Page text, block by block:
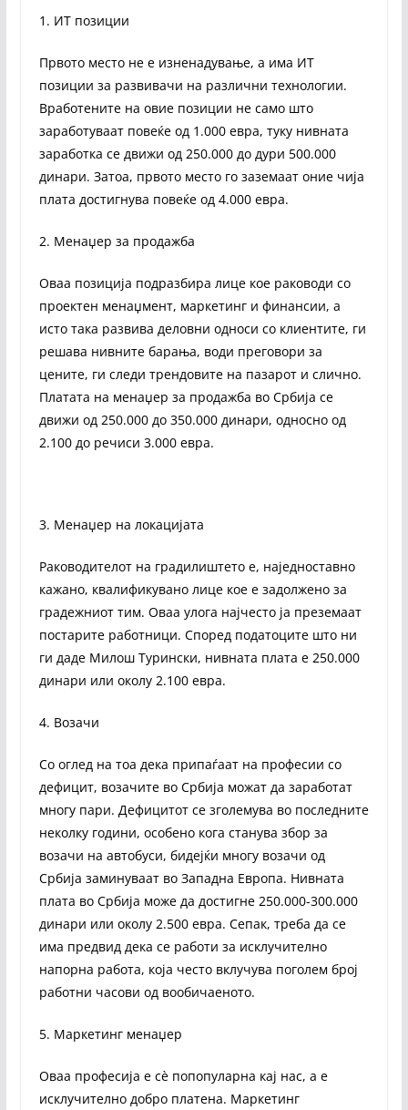
1. ИТ позиции
Првото место не е изненадување, а има ИТ
позиции за развивачи на различни технологии.
Вработените на овие позиции не само што
заработуваат повеќе од 1.000 евра, туку нивната
заработка се движи од 250.000 до дури 500.000
динари. Затоа, првото место го заземаат оние чија
плата достигнува повеќе од 4.000 евра.
2. Менаџер за продажба
Оваа позиција подразбира лице кое раководи со
проектен менаџмент, маркетинг и финансии, а
исто така развива деловни односи со клиентите, ги
решава нивните барања, води преговори за
цените, ги следи трендовите на пазарот и слично.
Платата на менаџер за продажба во Србија се
движи од 250.000 до 350.000 динари, односно од
2.100 до речиси 3.000 евра.
3. Менаџер на локацијата
Раководителот на градилиштето е, наједноставно
кажано, квалификувано лице кое е задолжено за
градежниот тим. Оваа улога најчесто ја преземаат
постарите работници. Според податоците што ни
ги даде Милош Турински, нивната плата е 250.000
динари или околу 2.100 евра.
4. Возачи
Со оглед на тоа дека припаѓаат на професии со
дефицит, возачите во Србија можат да заработат
многу пари. Дефицитот се зголемува во последните
неколку години, особено кога станува збор за
возачи на автобуси, бидејќи многу возачи од
Србија заминуваат во Западна Европа. Нивната
плата во Србија може да достигне 250.000-300.000
динари или околу 2.500 евра. Сепак, треба да се
има предвид дека се работи за исклучително
напорна работа, која често вклучува поголем број
работни часови од вообичаеното.
5. Маркетинг менаџер
Оваа професија е сè попопуларна кај нас, а е
исклучително добро платена. Маркетинг